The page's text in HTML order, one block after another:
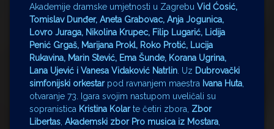
Akademije dramske umjetnosti u Zagrebu Vid Ćosić,
Tomislav Dunđer, Aneta Grabovac, Anja Jogunica,
Lovro Juraga, Nikolina Krupec, Filip Lugarić, Lidija
Penić Grgaš, Marijana Prokl, Roko Protić, Lucija
Rukavina, Marin Stević, Ema Šunde, Korana Ugrina,
Lana Ujević i Vanesa Vidaković Natrlin. Uz Dubrovački
simfonijski orkestarpod ravnanjem maestra Ivana Huta,
otvaranje 73. Igara svojim nastupom uveličali su
sopranistica Kristina Kolarte četiri zbora, Zbor
Libertas, Akademski zbor Pro musica iz Mostara,